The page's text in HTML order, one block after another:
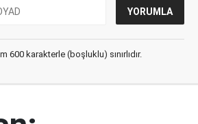
karakterle (boşluklu) sınırlıdır.